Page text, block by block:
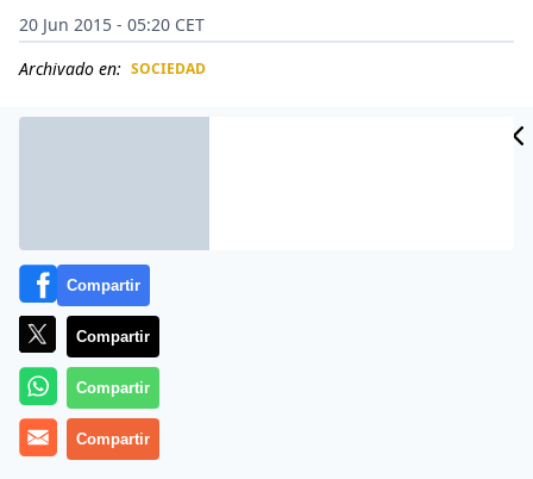
20 Jun 2015 - 05:20 CET
Archivado en: SOCIEDAD
Más información
Compartir
Compartir
Compartir
Compartir